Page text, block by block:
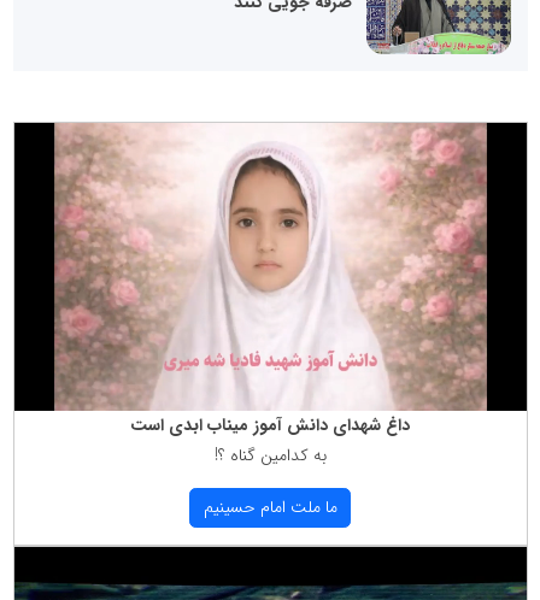
داغ شهدای دانش آموز میناب ابدی است
به كدامین گناه ؟!
ما ملت امام حسینیم